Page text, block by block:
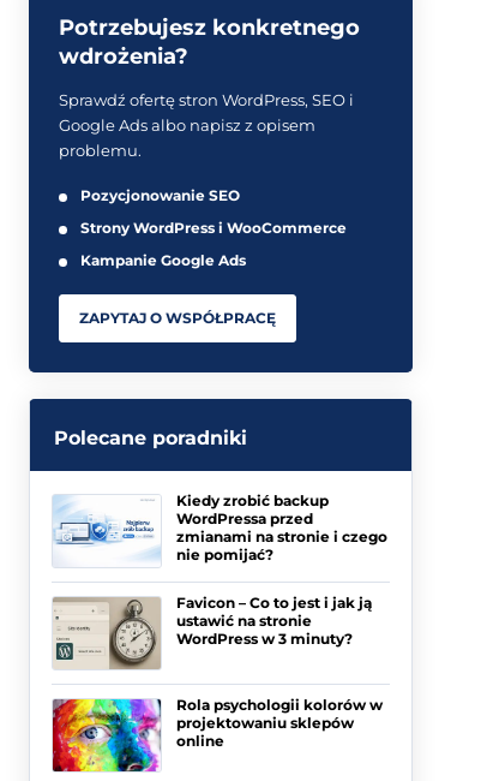
Potrzebujesz konkretnego
wdrożenia?
Sprawdź ofertę stron WordPress, SEO i
Google Ads albo napisz z opisem
problemu.
Pozycjonowanie SEO
Strony WordPress i WooCommerce
Kampanie Google Ads
ZAPYTAJ O WSPÓŁPRACĘ
Polecane poradniki
Kiedy zrobić backup
WordPressa przed
zmianami na stronie i czego
nie pomijać?
Favicon – Co to jest i jak ją
ustawić na stronie
WordPress w 3 minuty?
Rola psychologii kolorów w
projektowaniu sklepów
online